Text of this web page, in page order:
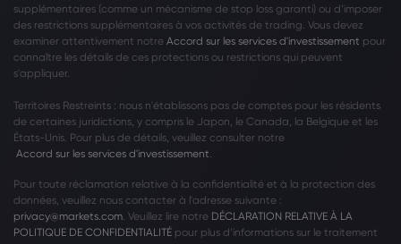
supplémentaires (comme un mécanisme de stop loss garanti) ou d’imposer
des restrictions supplémentaires à vos activités de trading. Vous devez
examiner attentivement notre Accord sur les services d'investissement pour
connaître les détails de ces protections ou restrictions qui peuvent
s'appliquer.
Territoires Restreints : nous n'établissons pas de comptes pour les résidents
de certaines juridictions, y compris le Japon, le Canada, la Belgique et les
États-Unis. Pour plus de détails, veuillez consulter notre
Accord sur les services d'investissement
Pour toute réclamation relative à la confidentialité et à la protection des
données, veuillez nous contacter à l'adresse suivante :
privacy@markets.com . Veuillez lire notre DÉCLARATION RELATIVE À LA
POLITIQUE DE CONFIDENTIALITÉ pour plus d’informations sur le traitement